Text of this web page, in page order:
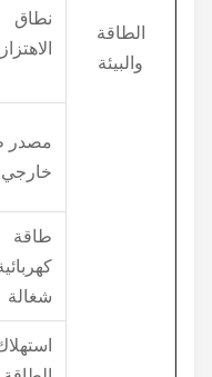
الطاقة
والبيئة
نطاق
الاهتزاز
مصدر طاقة
خارجي
طاقة
كهربائية
شغالة
استهلاك